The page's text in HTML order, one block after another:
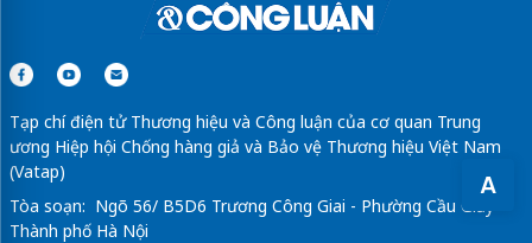
A
Tạp chí điện tử Thương hiệu và Công luận của cơ quan Trung
ương Hiệp hội Chống hàng giả và Bảo vệ Thương hiệu Việt Nam
(Vatap)
Tòa soạn: Ngõ 56/ B5D6 Trương Công Giai - Phường Cầu Giấy -
Thành phố Hà Nội